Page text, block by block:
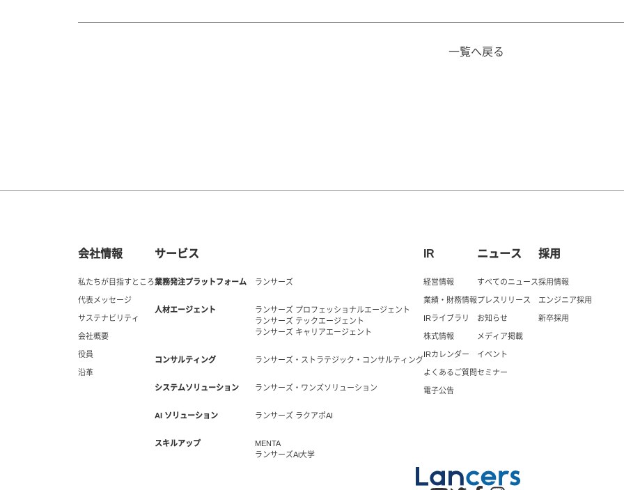
一覧へ戻る
会社情報
私たちが目指すところ
代表メッセージ
サステナビリティ
会社概要
役員
沿革
サービス
業務発注プラットフォーム ランサーズ
人材エージェント
ランサーズ プロフェッショナルエージェント
ランサーズ テックエージェント
ランサーズ キャリアエージェント
コンサルティング ランサーズ・ストラテジック・コンサルティング
システムソリューション ランサーズ・ワンズソリューション
AI ソリューション ランサーズ ラクアポAI
スキルアップ
MENTA
ランサーズAi大学
IR
経営情報
業績・財務情報
IRライブラリ
株式情報
IRカレンダー
よくあるご質問
電子公告
ニュース
すべてのニュース
プレスリリース
お知らせ
メディア掲載
イベント
セミナー
採用
採用情報
エンジニア採用
新卒採用